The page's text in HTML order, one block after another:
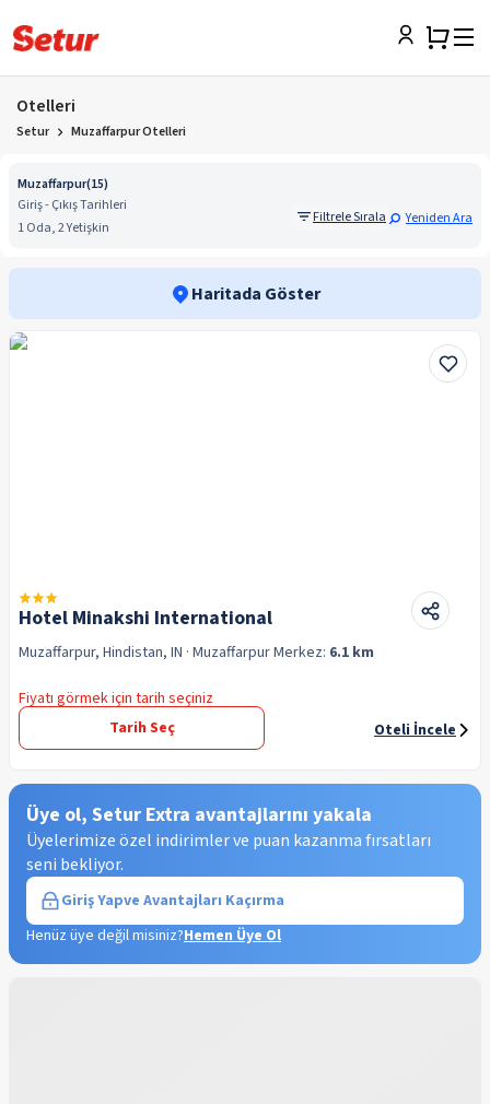
Otelleri
Setur Muzaffarpur Otelleri
Muzaffarpur(15)
Giriş - Çıkış Tarihleri
1 Oda, 2 Yetişkin
Filtrele Sırala Yeniden Ara
Haritada Göster
Hotel Minakshi International
Muzaffarpur, Hindistan, IN · MuzaffarpurMerkez: 6.1 km
Fiyatı görmek için tarih seçiniz
Tarih Seç
Oteli İncele
Üye ol, Setur Extra avantajlarını yakala
Üyelerimize özel indirimler ve puan kazanma fırsatları
seni bekliyor.
Giriş Yapve Avantajları Kaçırma
Henüz üye değil misiniz?Hemen Üye Ol